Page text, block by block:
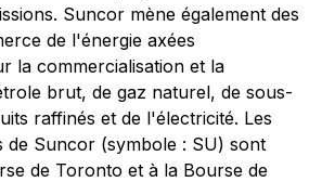
Suncor mène également des
de l'énergie axées
la commercialisation et la
brut, de gaz naturel, de sous-
raffinés et de l'électricité. Les
de Suncor (symbole : SU) sont
de Toronto et à la Bourse de